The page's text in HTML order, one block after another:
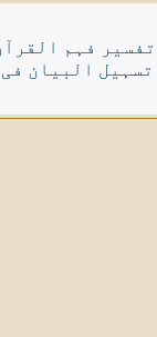
تفسیر فہم
تسہیل البیان